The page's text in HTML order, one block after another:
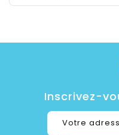
Inscrivez-